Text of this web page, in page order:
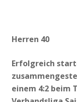
Herren 40
Erfolgreich
einem 4:2 beim